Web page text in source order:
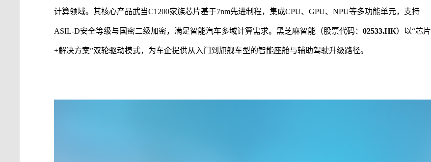
计算领域。其核心产品武当C1200家族芯片基于7nm先进制程，集成CPU、GPU、NPU等多功能单元，支持
ASIL-D安全等级与国密二级加密，满足智能汽车多域计算需求。黑芝麻智能 （股票代码：02533.HK） 以“芯片
+解决方案”双轮驱动模式，为车企提供从入门到旗舰车型的智能座舱与辅助驾驶升级路径。